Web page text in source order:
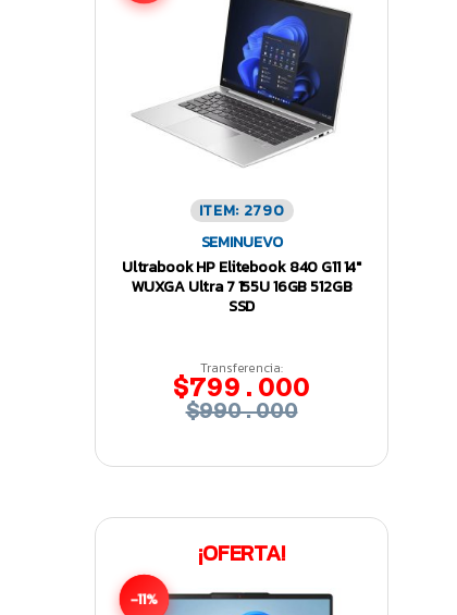
ITEM: 2790
SEMINUEVO
Ultrabook HP Elitebook 840 G11 14″
WUXGA Ultra 7 155U 16GB 512GB
SSD
Transferencia:
$799.000
$990.000
¡OFERTA!
-11%